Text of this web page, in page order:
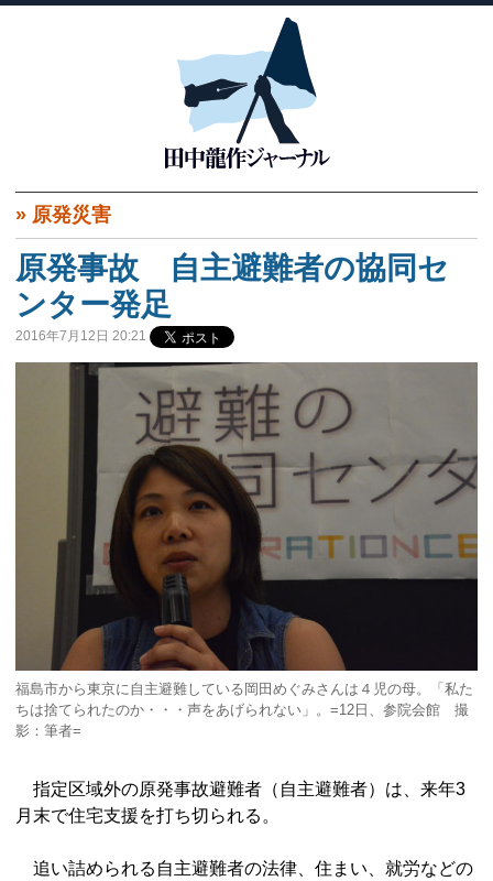
» 原発災害
原発事故 自主避難者の協同セ
ンター発足
2016年7月12日 20:21
福島市から東京に自主避難している岡田めぐみさんは４児の母。「私た
ちは捨てられたのか・・・声をあげられない」。=12日、参院会館 撮
影：筆者=
指定区域外の原発事故避難者（自主避難者）は、来年3
月末で住宅支援を打ち切られる。
追い詰められる自主避難者の法律、住まい、就労などの